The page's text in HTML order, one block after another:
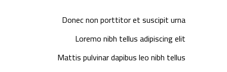
Donec non porttitor et suscipit urna
Loremo nibh tellus adipiscing elit
Mattis pulvinar dapibus leo nibh tellus